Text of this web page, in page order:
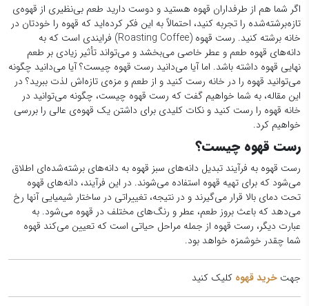
اگر شما هم از طرفداران قهوه هستید و دوست دارید طعم بی‌نظیری از قهوه‌ی
تازه‌برشته‌شده را تجربه کنید، احتمالاً به این فکر کرده‌اید که قهوه را خودتان در
خانه برشته کنید. رست قهوه (Roasting Coffee) فرایندی است که به
دانه‌های قهوه طعم و عطر خاصی می‌بخشد و می‌تواند تأثیر زیادی بر طعم
نهایی قهوه داشته باشد. اما آیا می‌دانید رست قهوه چیست؟ آیا می‌دانید چگونه
می‌توانید قهوه را در خانه رست کنید و از طعم و مزه‌ی تازه‌اش لذت ببرید؟ در
این مقاله، به شما خواهیم گفت که رست قهوه چیست، چگونه می‌توانید در
خانه قهوه را رست کنید و نکات کلیدی برای داشتن یک قهوه‌ی عالی را بررسی
خواهیم کرد.
رست قهوه چیست؟
رست قهوه به فرآیند تبدیل دانه‌های سبز قهوه به دانه‌های برشته‌شده‌ای اطلاق
می‌شود که برای تهیه قهوه استفاده می‌شوند. در این فرآیند، دانه‌های قهوه
تحت دمای بالا قرار می‌گیرند و در نتیجه، تغییراتی در ساختار شیمیایی آنها رخ
می‌دهد که باعث بروز طعم، عطر و رنگ‌های مختلف در قهوه می‌شود. به
عبارت دیگر، رست قهوه از جمله مراحل حیاتی است که تعیین می‌کند قهوه
شما چقدر خوشمزه خواهد بود.
جهت خرید قهوه کلیک کنید